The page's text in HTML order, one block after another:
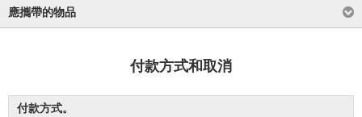
應攜帶的物品
付款方式和取消
付款方式。